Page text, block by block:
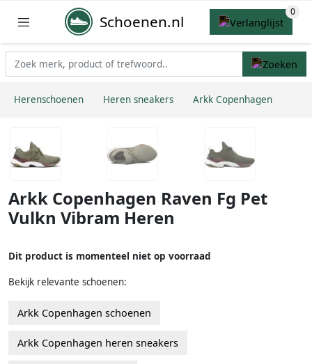
Schoenen.nl
Herenschoenen Heren sneakers Arkk Copenhagen
Arkk Copenhagen Raven Fg Pet
Vulkn Vibram Heren
Dit product is momenteel niet op voorraad
Bekijk relevante schoenen:
Arkk Copenhagen schoenen
Arkk Copenhagen heren sneakers